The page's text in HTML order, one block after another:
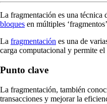
La fragmentación es una técnica
bloques en múltiples
La fragmentación es una de
carga computacional y permite
Punto clave
La fragmentación, también
transacciones y mejorar la